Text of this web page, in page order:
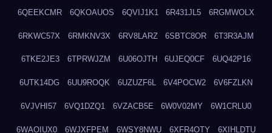
6QEEKCMR 6QKOAUOS 6QVIJ1K1 6R431JL5 6RGMWOLX
6RKWC57X 6RMKNV3X 6RV8LARZ 6SBTC8OR 6T3R3AJM
6TKE2JE3 6TPRWJZM 6U06OJTH 6UJEQ0CF 6UQ42P16
6UTK14DG 6UU9ROQK 6UZUZF6L 6V4POCW2 6V6FZLKN
6VJVHI57 6VQ1DZQ1 6VZACB5E 6W0V02MY 6W1CRLU0
6WAOIUX0 6WJXFPEM 6WSY8NWU 6XFR4OTY 6XIHLDTU